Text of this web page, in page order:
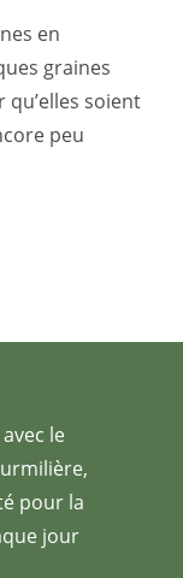
en
graines
soient
peu
le
pour la
jour